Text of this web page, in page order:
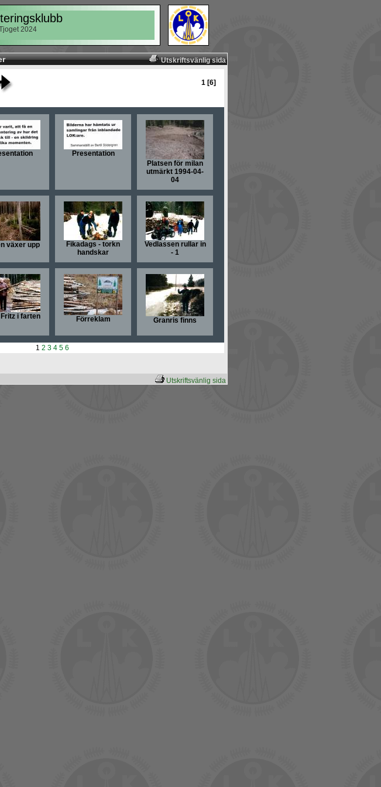
2024
Utskriftsvänlig sida
1 [6]
Presentation
Platsen för milan
utmärkt 1994-04-
04
växer upp
Fikadags - torkn
handskar
Vedlassen rullar in
- 1
i farten Förreklam Granris finns
1 2 3 4 5 6
Utskriftsvänlig sida